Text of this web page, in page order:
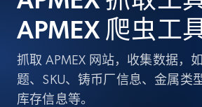
APMEX 爬虫工
抓取 APMEX 网站，收集数据，
题、SKU、铸币厂信息、金属类
库存信息等。